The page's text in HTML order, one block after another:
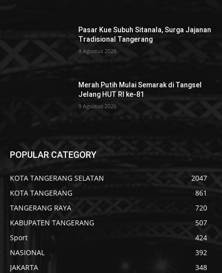
Pasar Kue Subuh Sitanala, Surga Jajanan
Tradisional Tangerang
9 Agustus 2026
Merah Putih Mulai Semarak di Tangsel
Jelang HUT RI ke-81
9 Agustus 2026
POPULAR CATEGORY
KOTA TANGERANG SELATAN
2047
KOTA TANGERANG
861
TANGERANG RAYA
720
KABUPATEN TANGERANG
507
Sport
424
NASIONAL
392
JAKARTA
348